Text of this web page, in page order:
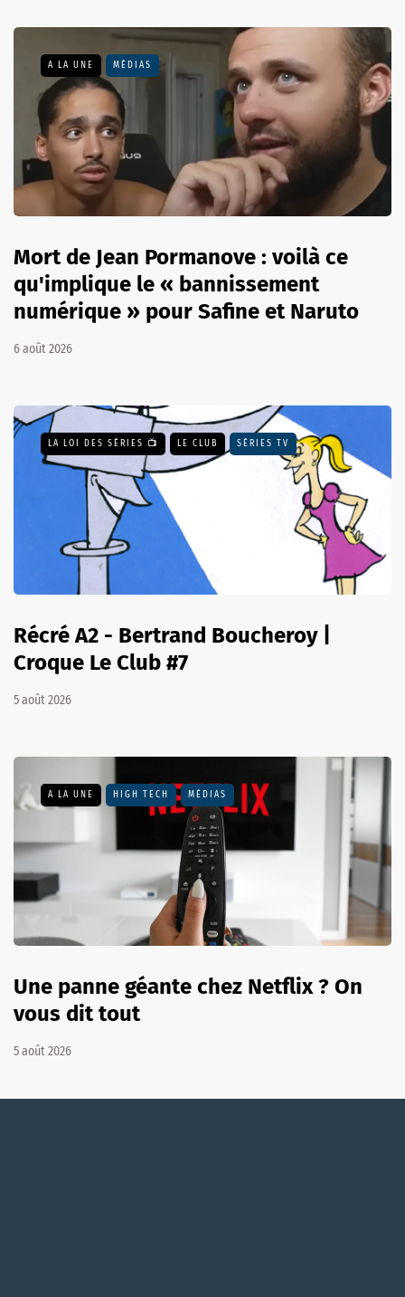
A LA UNE MÉDIAS
Mort de Jean Pormanove : voilà ce
qu'implique le « bannissement
numérique » pour Safine et Naruto
6 août 2026
LA LOI DES SÉRIES 📺 LE CLUB SÉRIES TV
Récré A2 - Bertrand Boucheroy |
Croque Le Club #7
5 août 2026
A LA UNE HIGH TECH MÉDIAS
Une panne géante chez Netflix ? On
vous dit tout
5 août 2026